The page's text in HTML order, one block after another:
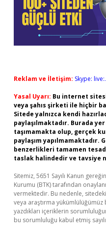
Reklam ve İletişim: Skype:
Yasal Uyarı: Bu internet
veya şahıs şirketi ile hiçbir
Sitede yalnızca kendi
paylaşılmaktadır. Burada
taşımamakta olup, gerçek
paylaşım yapılmamaktadır.
benzerlikleri tamamen
taslak halindedir ve tavsiye
Sitemiz, 5651 Sayılı Kanun
Kurumu (BTK) tarafından
vermektedir. Bu nedenle,
veya araştırma
yazdıkları içeriklerin
bu sorumluluğu kabul etmiş